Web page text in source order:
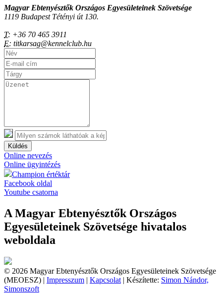
Magyar Ebtenyésztők Országos Egyesületeinek Szövetsége
1119 Budapest Tétényi út 130.
T: +36 70 465 3911
E: titkarsag@kennelclub.hu
Küldés
Online nevezés
Online ügyintézés
Champion értéktár
Facebook oldal
Youtube csatorna
A Magyar Ebtenyésztők Országos
Egyesületeinek Szövetsége hivatalos
weboldala
© 2026 Magyar Ebtenyésztők Országos Egyesületeinek Szövetsége
(MEOESZ) | Impresszum | Kapcsolat | Készítette: Simon Nándor,
Simonszoft